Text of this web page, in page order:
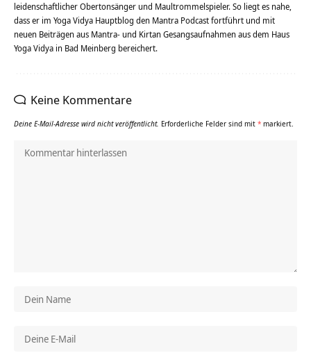
leidenschaftlicher Obertonsänger und Maultrommelspieler. So liegt es nahe,
dass er im Yoga Vidya Hauptblog den Mantra Podcast fortführt und mit
neuen Beiträgen aus Mantra- und Kirtan Gesangsaufnahmen aus dem Haus
Yoga Vidya in Bad Meinberg bereichert.
Keine Kommentare
Deine E-Mail-Adresse wird nicht veröffentlicht. Erforderliche Felder sind mit * markiert.